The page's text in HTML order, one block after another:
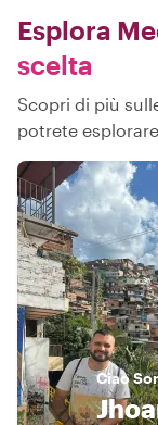
Esplora
scelta
Scopri di più
potrete
Ciao